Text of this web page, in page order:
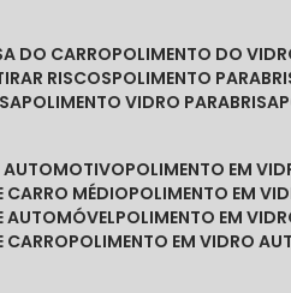
DO CARRO POLIMENTO DO
RISCOS POLIMENTO
POLIMENTO VIDRO PARABRISA
AUTOMOTIVO POLIMENTO EM
CARRO MÉDIO POLIMENTO EM
AUTOMÓVEL POLIMENTO EM
CARRO POLIMENTO EM VIDRO